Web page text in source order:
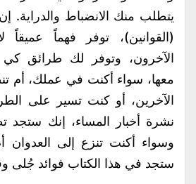
يتطلب منك الانضباط والدراية.
(القوانين)، توفر فهماً عميقاً
الآخرون، وتوفر لك طرائق كي
معها، سواء أكنت في عملك، أم
الآخرين، أو كنت تسير على
نشرة أخبار المساء، إنك ستجد
وسواء أكنت تنزع إلى العدوان
ستجد في هذا الكتاب فوائد جُلى